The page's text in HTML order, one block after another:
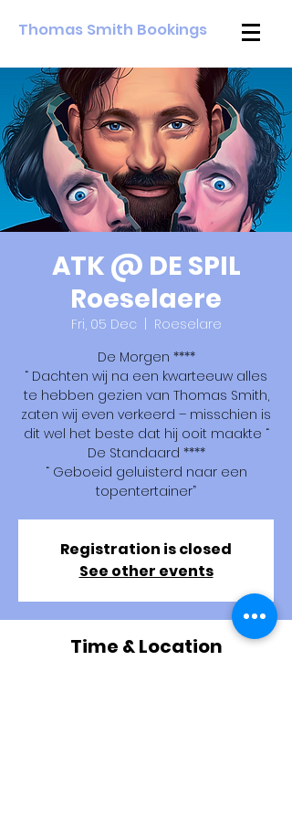
Thomas Smith Bookings
ATK @ DE SPIL
Roeselaere
Fri, 05 Dec
  |
Roeselare
De Morgen ****
“ Dachten wij na een kwarteeuw alles
te hebben gezien van Thomas Smith,
zaten wij even verkeerd – misschien is
dit wel het beste dat hij ooit maakte “
De Standaard ****
“ Geboeid geluisterd naar een
topentertainer”
Registration is closed
See other events
Time & Location